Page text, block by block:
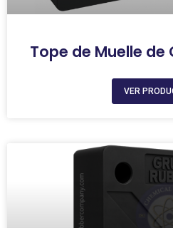
Tope de Muelle de
VER